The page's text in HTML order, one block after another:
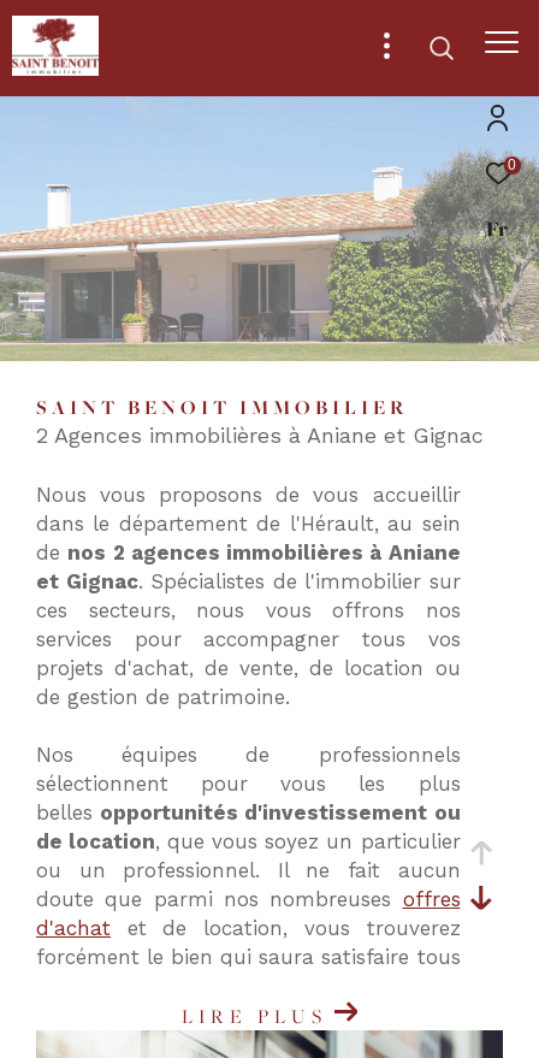
0
Fr
SAINT BENOIT IMMOBILIER
2 Agences immobilières à Aniane et Gignac
Nous vous proposons de vous accueillir
dans le département de l'Hérault, au sein
de nos 2 agences immobilières à Aniane
et Gignac. Spécialistes de l'immobilier sur
ces secteurs, nous vous offrons nos
services pour accompagner tous vos
projets d'achat, de vente, de location ou
de gestion de patrimoine.
Nos équipes de professionnels
sélectionnent pour vous les plus
belles opportunités d'investissement ou
de location, que vous soyez un particulier
ou un professionnel. Il ne fait aucun
doute que parmi nos nombreuses offres
d'achat et de location, vous trouverez
forcément le bien qui saura satisfaire tous
Nos agences immobilières à Aniane
LIRE PLUS
Effectuer
une
recherche
trouver
bien
qui
à
vos
critères
Type
d'offre
Vente
Type
de
bien
Type de bien